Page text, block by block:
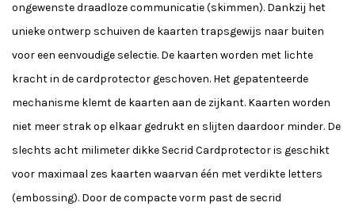
ongewenste draadloze communicatie (skimmen). Dankzij het
unieke ontwerp schuiven de kaarten trapsgewijs naar buiten
voor een eenvoudige selectie. De kaarten worden met lichte
kracht in de cardprotector geschoven. Het gepatenteerde
mechanisme klemt de kaarten aan de zijkant. Kaarten worden
niet meer strak op elkaar gedrukt en slijten daardoor minder. De
slechts acht milimeter dikke Secrid Cardprotector is geschikt
voor maximaal zes kaarten waarvan één met verdikte letters
(embossing). Door de compacte vorm past de secrid